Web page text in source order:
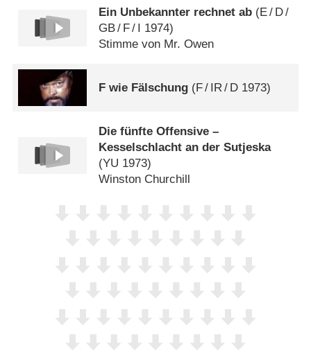
Ein Unbekannter rechnet ab (E/ D/
GB/ F/ I 1974)
Stimme von Mr. Owen
F wie Fälschung (F/ IR/ D 1973)
Die fünfte Offensive –
Kesselschlacht an der Sutjeska
(YU 1973)
Winston Churchill